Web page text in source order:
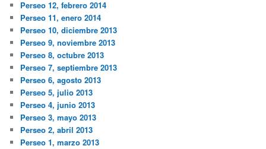
Perseo 12, febrero 2014
Perseo 11, enero 2014
Perseo 10, diciembre 2013
Perseo 9, noviembre 2013
Perseo 8, octubre 2013
Perseo 7, septiembre 2013
Perseo 6, agosto 2013
Perseo 5, julio 2013
Perseo 4, junio 2013
Perseo 3, mayo 2013
Perseo 2, abril 2013
Perseo 1, marzo 2013